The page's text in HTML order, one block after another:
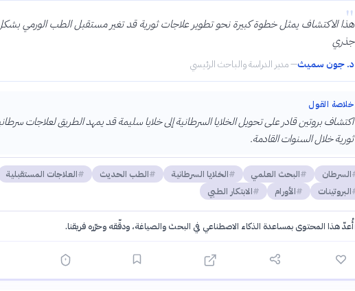
"
هذا الاكتشاف يمثل خطوة كبيرة نحو تطوير علاجات ثورية قد تغير مستقبل الطب الورمي
جذري
د. جون سميث—مدير الدراسة والباحث الرئيسي
خلاصة القول
اكتشاف بروتين قادر على تحويل الخلايا السرطانية إلى خلايا سليمة قد يمهد الطريق لعلاجات
ثورية خلال السنوات القادمة.
السرطان البحث العلمي الخلايا السرطانية الطب الحديث
العلاجات المستقبلية
البروتينات
الأورام الابتكار الطبي
أُعدّ هذا المحتوى بمساعدة الذكاء الاصطناعي في البحث والصياغة، ودقّقه وحرّره فريقنا.